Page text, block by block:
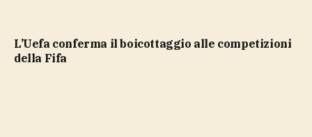
L’Uefa conferma il boicottaggio alle competizioni
della Fifa